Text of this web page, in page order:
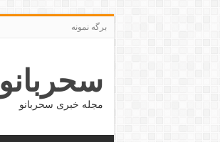
برگه نمونه
سحربانو
مجله خبری سحربانو